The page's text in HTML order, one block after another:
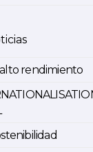
rendimiento